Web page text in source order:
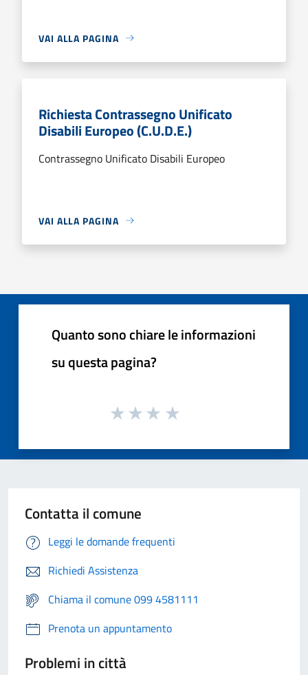
VAI ALLA PAGINA
Richiesta Contrassegno Unificato
Disabili Europeo (C.U.D.E.)
Contrassegno Unificato Disabili Europeo
VAI ALLA PAGINA
Quanto sono chiare le informazioni
su questa pagina?
Contatta il comune
Leggi le domande frequenti
Richiedi Assistenza
Chiama il comune 099 4581111
Prenota un appuntamento
Problemi in città